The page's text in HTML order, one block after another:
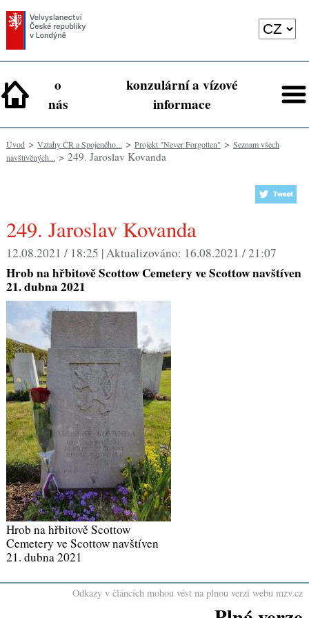
o
nás
konzulární a vízové
informace
Úvod> Vztahy ČR a Spojeného... > Projekt "Never Forgotten" > Seznam všech
navštívěných... > 249. Jaroslav Kovanda
249. Jaroslav Kovanda
12.08.2021 / 18:25 |Aktualizováno: 16.08.2021 / 21:07
Hrob na hřbitově Scottow Cemetery ve Scottow navštíven
21. dubna 2021
Hrob na hřbitově Scottow
Cemetery ve Scottow navštíven
21. dubna 2021
Odkazy v článcích mohou vést na plnou verzi webu mzv.cz